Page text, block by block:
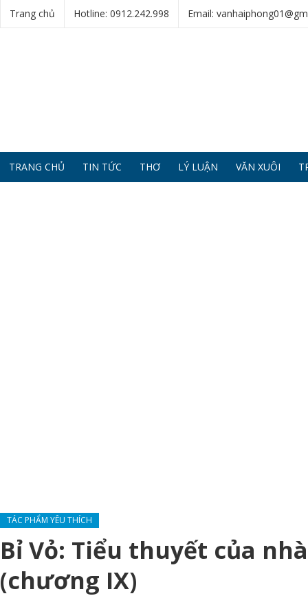
Trang chủ Hotline: 0912.242.998 Email:
TRANG CHỦ TIN TỨC THƠ LÝ LUẬN VĂN XUÔI
TÁC PHẨM YÊU THÍCH
Bỉ Vỏ: Tiểu thuyết của
(chương IX)